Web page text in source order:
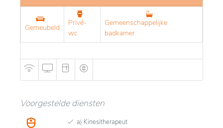
Gemeubeld
Privé-
wc
Gemeenschappelijke
badkamer
Voorgestelde diensten
a) Kinesitherapeut